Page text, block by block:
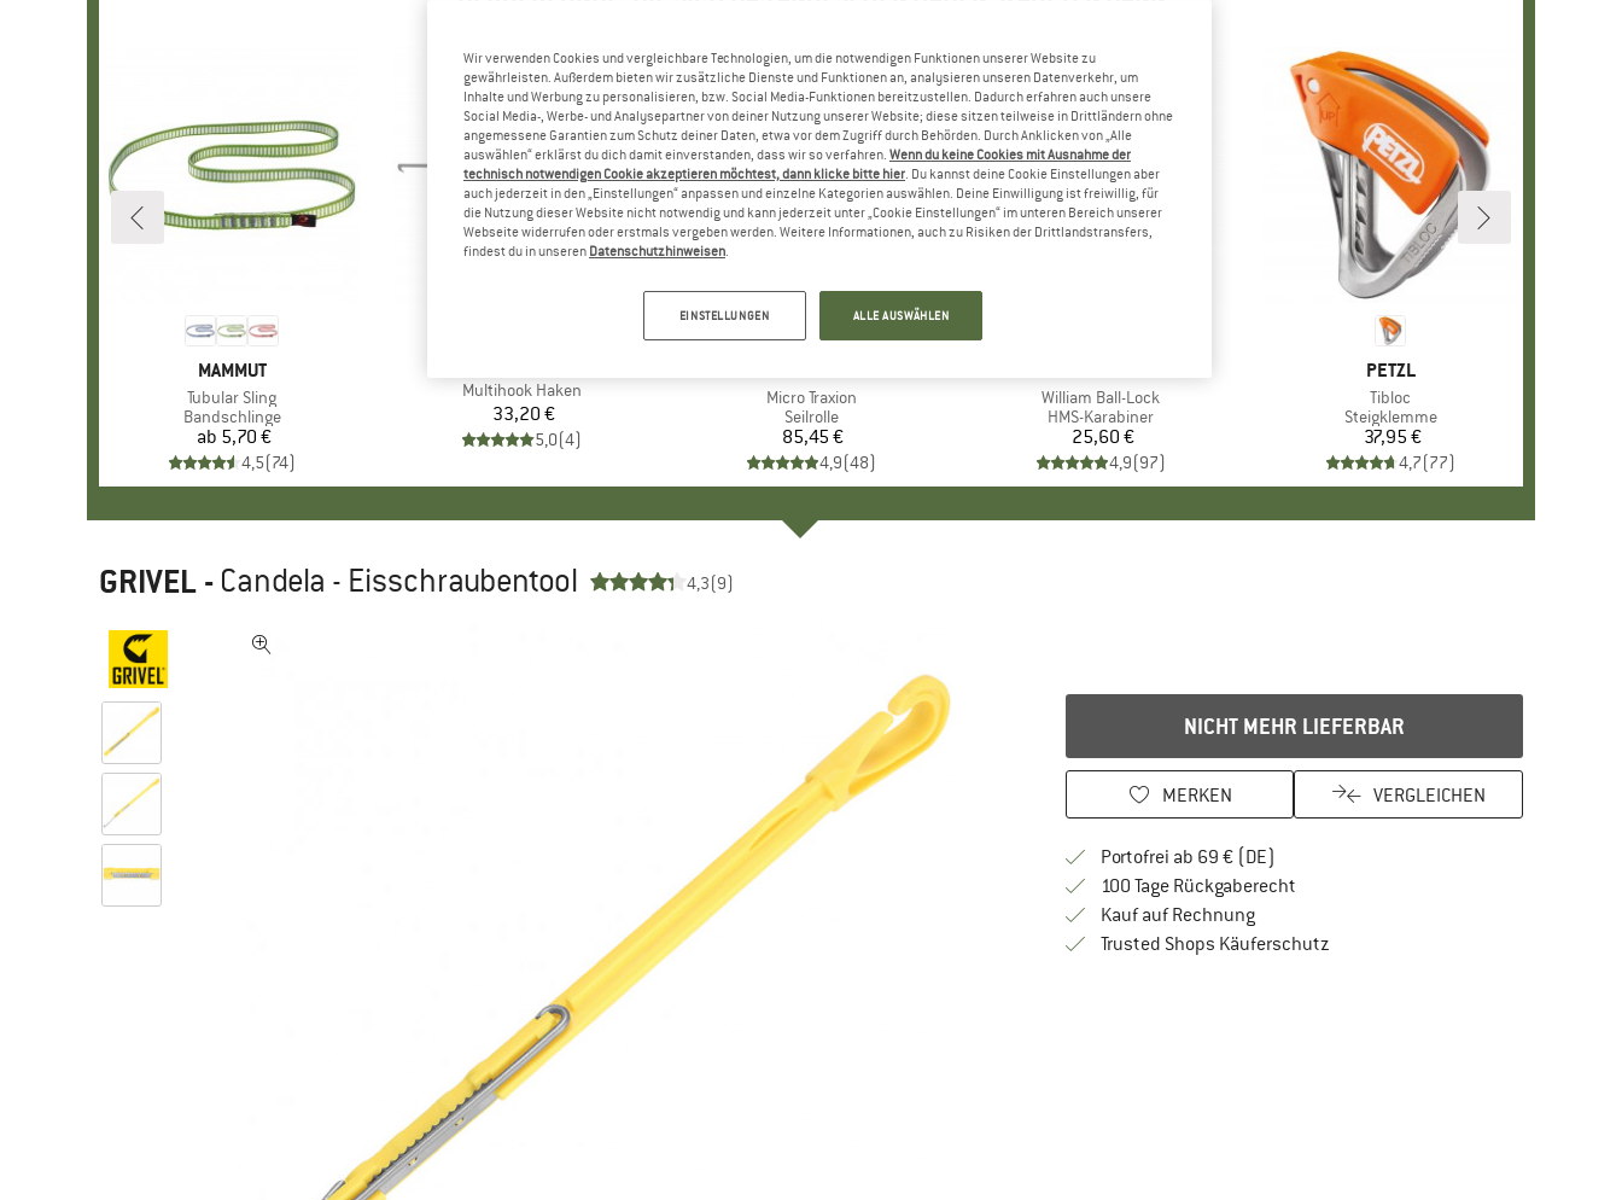
MARKE
MAMMUT
Artikel
Tubular Sling
Produktgruppe
Bandschlinge
Preis
ab 5,70 €
4,5(74)
Artikel
Multihook Haken
Preis
33,20 €
5,0(4)
Artikel
Micro Traxion
Produktgruppe
Seilrolle
Preis
85,45 €
4,9(48)
Artikel
William Ball-Lock
Produktgruppe
HMS-Karabiner
Preis
25,60 €
4,9(97)
MARKE
PETZL
Artikel
Tibloc
Produktgruppe
Steigklemme
Preis
37,95 €
4,7(77)
GRIVEL - Candela - Eisschraubentool 4,3(9)
NICHT MEHR LIEFERBAR
MERKEN VERGLEICHEN
Portofrei ab 69 € (DE)
100 Tage RückgaberechtGehe hier zu den Rückgabe-Richtlinien
Kauf auf RechnungFinde die Zahlungs-Infos hier! Öffnet sich in
Trusted Shops KäuferschutzFinde alle Infos hier!
Wir verwenden Cookies und vergleichbare Technologien, um die notwendigen Funktionen unserer Website zu
gewährleisten. Außerdem bieten wir zusätzliche Dienste und Funktionen an, analysieren unseren Datenverkehr, um
Inhalte und Werbung zu personalisieren, bzw. Social Media-Funktionen bereitzustellen. Dadurch erfahren auch unsere
Social Media-, Werbe- und Analysepartner von deiner Nutzung unserer Website; diese sitzen teilweise in Drittländern ohne
angemessene Garantien zum Schutz deiner Daten, etwa vor dem Zugriff durch Behörden. Durch Anklicken von „Alle
auswählen“ erklärst du dich damit einverstanden, dass wir so verfahren. Wenn du keine Cookies mit Ausnahme der
technisch notwendigen Cookie akzeptieren möchtest, dann klicke bitte hier. Du kannst deine Cookie Einstellungen aber
auch jederzeit in den „Einstellungen“ anpassen und einzelne Kategorien auswählen. Deine Einwilligung ist freiwillig, für
die Nutzung dieser Website nicht notwendig und kann jederzeit unter „Cookie Einstellungen“ im unteren Bereich unserer
Webseite widerrufen oder erstmals vergeben werden. Weitere Informationen, auch zu Risiken der Drittlandstransfers,
findest du in unseren Datenschutzhinweisen.
EINSTELLUNGEN ALLE AUSWÄHLEN